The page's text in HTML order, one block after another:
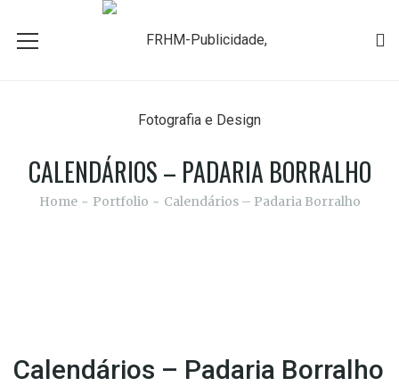
CALENDÁRIOS – PADARIA BORRALHO
Home Portfolio Calendários – Padaria Borralho
Calendários – Padaria Borralho